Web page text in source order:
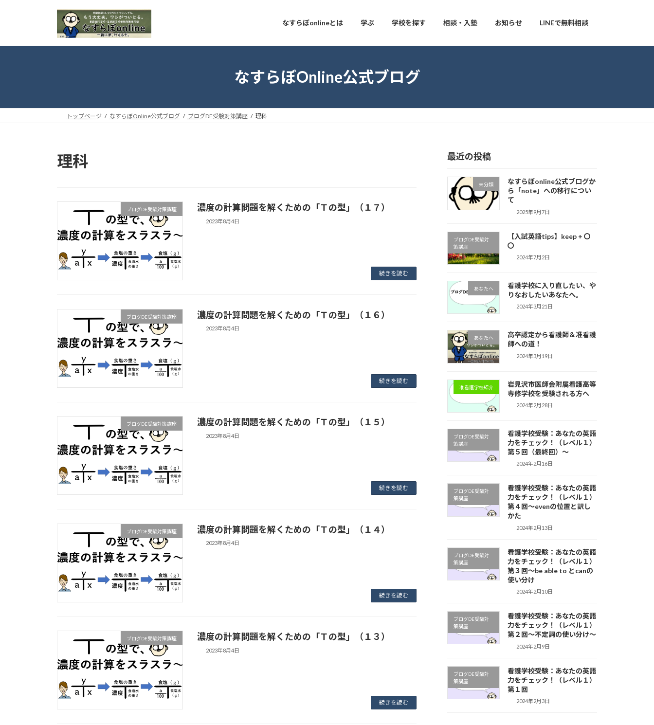
プ
動
なすらぼonlineとは 学ぶ 学校を探す 相談・入塾 お知らせ LINEで無料相談
なすらぼOnline公式ブログ
トップページ なすらぼOnline公式ブログ ブログDE受験対策講座 理科
理科
ブログDE受験対策講座 濃度の計算問題を解くための「Ｔの型」（１７）
2023年8月4日
続きを読む
ブログDE受験対策講座 濃度の計算問題を解くための「Ｔの型」（１６）
2023年8月4日
続きを読む
ブログDE受験対策講座 濃度の計算問題を解くための「Ｔの型」（１５）
2023年8月4日
続きを読む
ブログDE受験対策講座 濃度の計算問題を解くための「Ｔの型」（１４）
2023年8月4日
続きを読む
ブログDE受験対策講座 濃度の計算問題を解くための「Ｔの型」（１３）
2023年8月4日
続きを読む
最近の投稿
未分類
なすらぼonline公式ブログか
ら「note」への移行につい
て
2025年9月7日
ブログDE受験対
策講座
【入試英語tips】keep + 〇
〇
2024年7月2日
あなたへ
看護学校に入り直したい、や
りなおしたいあなたへ。
2024年3月21日
あなたへ
高卒認定から看護師＆准看護
師への道！
2024年3月19日
准看護学校紹介
岩見沢市医師会附属看護高等
専修学校を受験される方へ
2024年2月28日
ブログDE受験対
策講座
看護学校受験：あなたの英語
力をチェック！（レベル１）
第５回（最終回）～
2024年2月16日
ブログDE受験対
策講座
看護学校受験：あなたの英語
力をチェック！（レベル１）
第４回～evenの位置と訳し
かた
2024年2月13日
ブログDE受験対
策講座
看護学校受験：あなたの英語
力をチェック！（レベル１）
第３回～be able to とcanの
使い分け
2024年2月10日
ブログDE受験対
策講座
看護学校受験：あなたの英語
力をチェック！（レベル１）
第２回～不定詞の使い分け〜
2024年2月9日
ブログDE受験対
策講座
看護学校受験：あなたの英語
力をチェック！（レベル１）
第１回
2024年2月3日